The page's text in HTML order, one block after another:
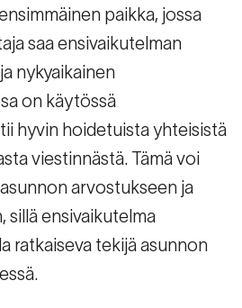
paikka, jossa
saa ensivaikutelman
nykyaikainen
on käytössä
hyvin hoidetuista yhteisistä
viestinnästä. Tämä voi
arvostukseen ja
ensivaikutelma
ratkaiseva tekijä asunnon